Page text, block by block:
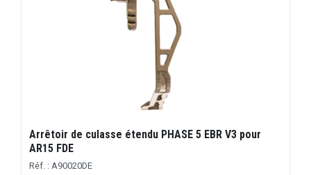
Arrêtoir de culasse étendu PHASE 5 EBR V3 pour
AR15 FDE
Réf. : A90020DE